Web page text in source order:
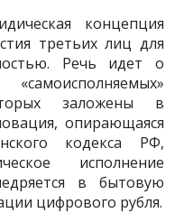
концепция
третьих лиц для
Речь идет о
заложены в
опирающаяся
кодекса РФ,
исполнение
в бытовую
цифрового рубля.